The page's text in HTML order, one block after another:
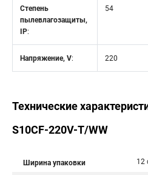
Степень
пылевлагозащиты,
IP:
54
Напряжение, V: 220
Технические
S10CF-220V-T/WW
Ширина упаковки 12